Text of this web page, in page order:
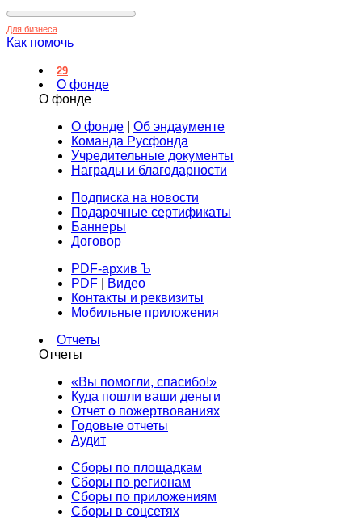
Для бизнеса
Как помочь
29
О фонде
О фонде
О фонде
Об эндаументе
Команда Русфонда
Учредительные документы
Награды и благодарности
Подписка на новости
Подарочные сертификаты
Баннеры
Договор
PDF-архив Ъ
PDF
Видео
Контакты и реквизиты
Мобильные приложения
Отчеты
Отчеты
«Вы помогли, спасибо!»
Куда пошли ваши деньги
Отчет о пожертвованиях
Годовые отчеты
Аудит
Сборы по площадкам
Сборы по регионам
Сборы по приложениям
Сборы в соцсетях